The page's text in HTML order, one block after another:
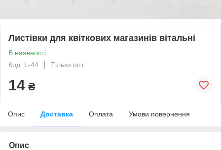
Листівки для квіткових магазинів вітальні
В наявності
Код: L-44
Тільки опт
14 ₴
Опис Доставка Оплата Умови повернення
Опис